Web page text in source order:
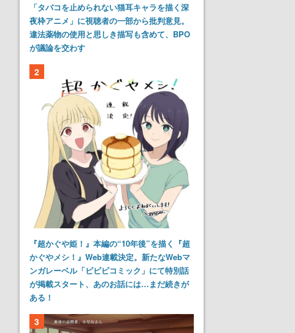
「タバコを止められない猫耳キャラを描く深
夜枠アニメ」に視聴者の一部から批判意見。
違法薬物の使用と思しき描写も含めて、BPO
が議論を交わす
2
『超かぐや姫！』本編の“10年後”を描く『超
かぐやメシ！』Web連載決定。新たなWebマ
ンガレーベル「ビビビコミック」にて特別話
が掲載スタート、あのお話には…まだ続きが
ある！
3